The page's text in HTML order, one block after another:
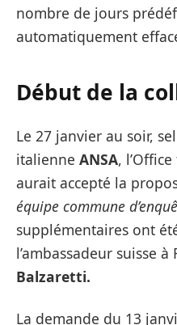
nombre de jours
automatiquement
Début de la
Le 27 janvier au soir,
italienne ANSA,
aurait accepté la
équipe commune
supplémentaires ont
l’ambassadeur suisse à
Balzaretti.
La demande du 13